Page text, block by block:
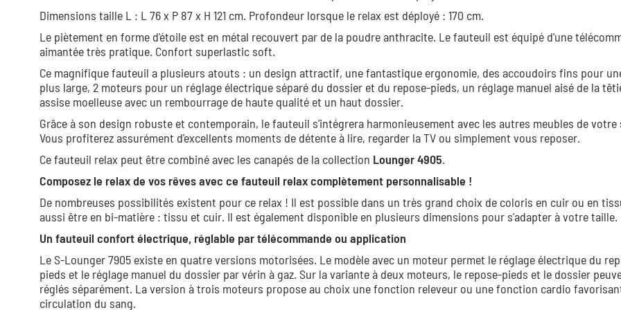
Dimensions taille L : L 76 x P 87 x H 121 cm. Profondeur lorsque le relax est déployé : 170 cm.
Le piètement en forme d'étoile est en métal recouvert par de la poudre anthracite. Le fauteuil est équipé d'une
aimantée très pratique. Confort superlastic soft.
Ce magnifique fauteuil a plusieurs atouts : un design attractif, une fantastique ergonomie, des accoudoirs fins pour
plus large, 2 moteurs pour un réglage électrique séparé du dossier et du repose-pieds, un réglage manuel aisé de la
assise moelleuse avec un rembourrage de haute qualité et un haut dossier.
Grâce à son design robuste et contemporain, le fauteuil s'intégrera harmonieusement avec les autres meubles de votre
Vous profiterez assurément d'excellents moments de détente à lire, regarder la TV ou simplement vous reposer.
Ce fauteuil relax peut être combiné avec les canapés de la collection Lounger 4905.
Composez le relax de vos rêves avec ce fauteuil relax complètement personnalisable !
De nombreuses possibilités existent pour ce relax ! Il est possible dans un très grand choix de coloris en cuir ou en
aussi être en bi-matière : tissu et cuir. Il est également disponible en plusieurs dimensions pour s'adapter à votre taille.
Un fauteuil confort électrique, réglable par télécommande ou application
Le S-Lounger 7905 existe en quatre versions motorisées. Le modèle avec un moteur permet le réglage électrique du
pieds et le réglage manuel du dossier par vérin à gaz. Sur la variante à deux moteurs, le repose-pieds et le dossier
réglés séparément. La version à trois moteurs propose au choix une fonction releveur ou une fonction cardio
circulation du sang.